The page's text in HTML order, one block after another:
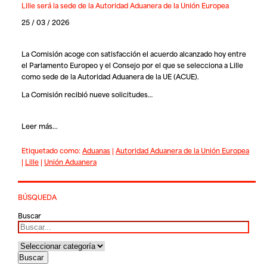
Lille será la sede de la Autoridad Aduanera de la Unión Europea
25 / 03 / 2026
La Comisión acoge con satisfacción el acuerdo alcanzado hoy entre
el Parlamento Europeo y el Consejo por el que se selecciona a Lille
como sede de la Autoridad Aduanera de la UE (ACUE).
La Comisión recibió nueve solicitudes…
Leer más...
Etiquetado como:Aduanas| Autoridad Aduanera de la Unión Europea
| Lille| Unión Aduanera
BÚSQUEDA
Buscar